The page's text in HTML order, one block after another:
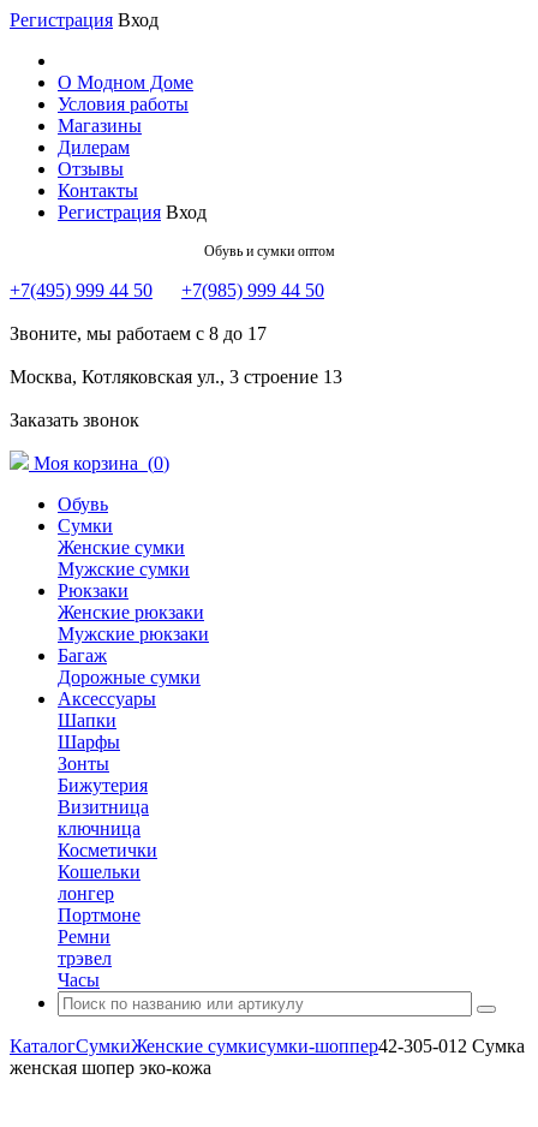
Регистрация Вход
О Модном Доме
Условия работы
Магазины
Дилерам
Отзывы
Контакты
Регистрация Вход
Обувь и сумки оптом
+7(495) 999 44 50 +7(985) 999 44 50
Звоните, мы работаем с 8 до 17
Москва, Котляковская ул., 3 строение 13
Заказать звонок
Моя корзина (0)
Обувь
Сумки
Женские сумки
Мужские сумки
Рюкзаки
Женские рюкзаки
Мужские рюкзаки
Багаж
Дорожные сумки
Аксессуары
Шапки
Шарфы
Зонты
Бижутерия
Визитница
ключница
Косметички
Кошельки
лонгер
Портмоне
Ремни
трэвел
Часы
КаталогСумкиЖенские сумкисумки-шоппер42-305-012 Сумка
женская шопер эко-кожа